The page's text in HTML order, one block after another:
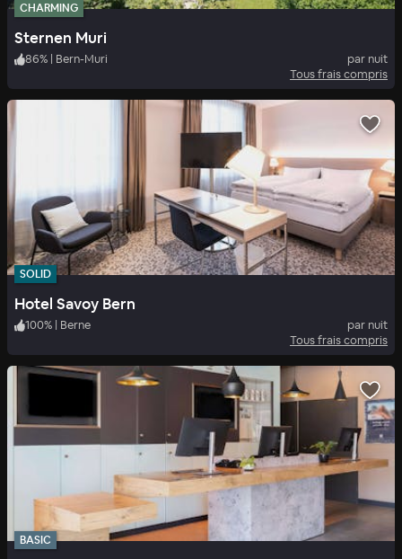
CHARMING
Sternen Muri
86% | Bern-Muri
par nuit
Tous frais compris
SOLID
Hotel Savoy Bern
100% | Berne
par nuit
Tous frais compris
BASIC